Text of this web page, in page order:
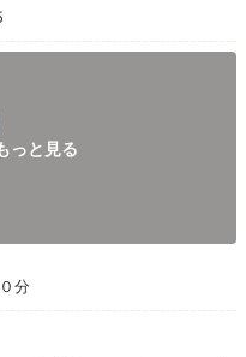
た。オーシャンビューの景
分